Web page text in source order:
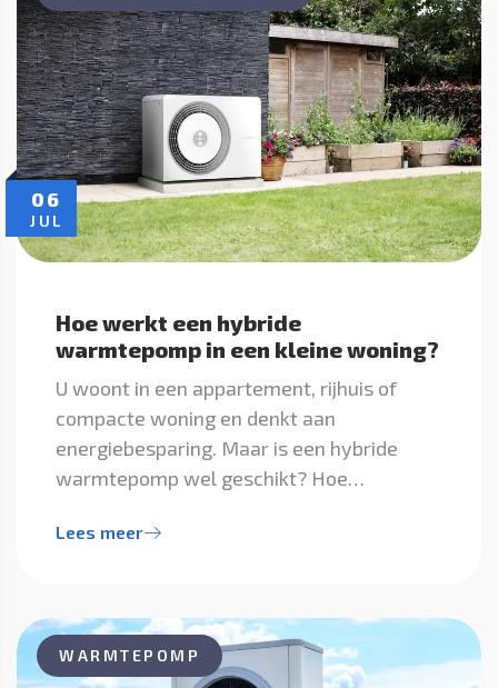
06
JUL
Hoe werkt een hybride
warmtepomp in een kleine woning?
U woont in een appartement, rijhuis of
compacte woning en denkt aan
energiebesparing. Maar is een hybride
warmtepomp wel geschikt? Hoe…
Lees meer
WARMTEPOMP